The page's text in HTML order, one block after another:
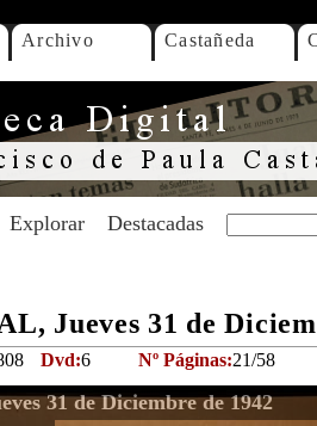
Archivo Castañeda
Explorar Destacadas
Jueves 31 de
Dvd:6 Nº Páginas:21/58
31 de Diciembre de 1942